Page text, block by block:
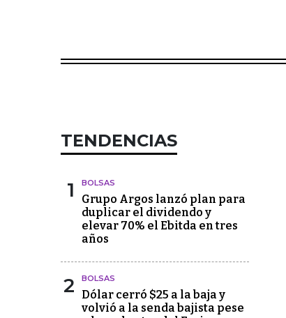
TENDENCIAS
1 BOLSAS
Grupo Argos lanzó plan para
duplicar el dividendo y
elevar 70% el Ebitda en tres
años
2 BOLSAS
Dólar cerró $25 a la baja y
volvió a la senda bajista pese